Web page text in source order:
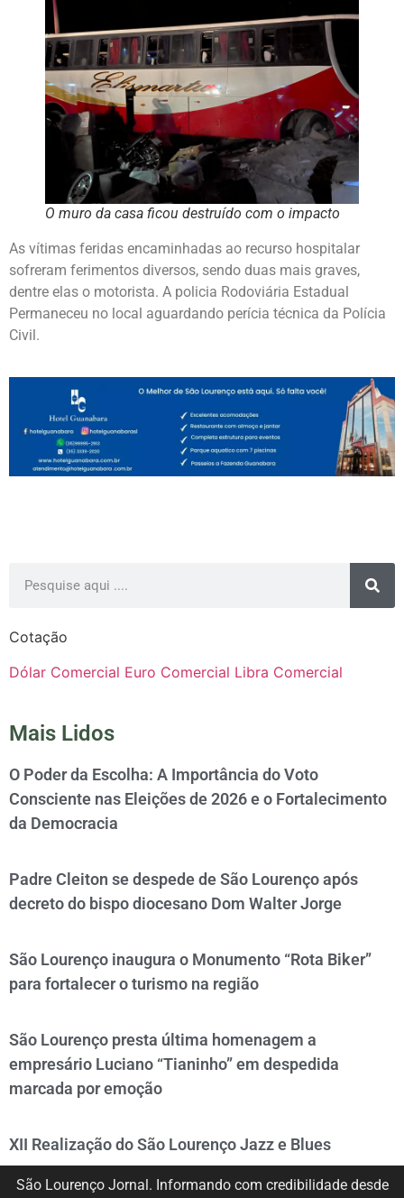
O muro da casa ficou destruído com o impacto
As vítimas feridas encaminhadas ao recurso hospitalar
sofreram ferimentos diversos, sendo duas mais graves,
dentre elas o motorista. A policia Rodoviária Estadual
Permaneceu no local aguardando perícia técnica da Polícia
Civil.
Cotação
Dólar Comercial Euro Comercial Libra Comercial
Mais Lidos
O Poder da Escolha: A Importância do Voto
Consciente nas Eleições de 2026 e o Fortalecimento
da Democracia
Padre Cleiton se despede de São Lourenço após
decreto do bispo diocesano Dom Walter Jorge
São Lourenço inaugura o Monumento “Rota Biker”
para fortalecer o turismo na região
São Lourenço presta última homenagem a
empresário Luciano “Tianinho” em despedida
marcada por emoção
XII Realização do São Lourenço Jazz e Blues
São Lourenço Jornal. Informando com credibilidade desde